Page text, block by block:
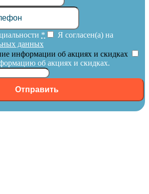
*
Я согласен(а) на
данных
информации об акциях и скидках
об акциях и скидках.
Отправить